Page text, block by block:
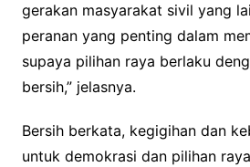
gerakan masyarakat sivil yang
peranan yang penting dalam
supaya pilihan raya berlaku
bersih,” jelasnya.
Bersih berkata, kegigihan dan
untuk demokrasi dan pilihan